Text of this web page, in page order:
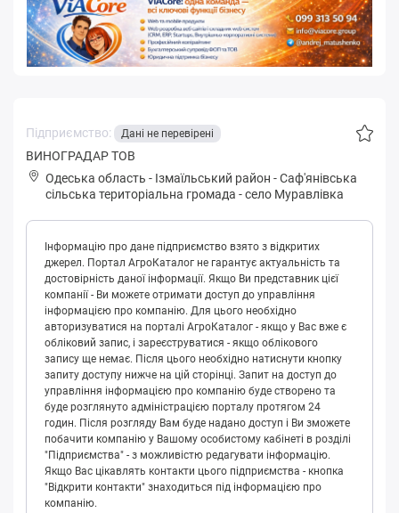
Підприємство: Дані не перевірені
ВИНОГРАДАР ТОВ
Одеська область - Ізмаїльський район -Сaф'янівськa
сільська територіальна громада -село Муравлівка
Інформацію про дане підприємство взято з відкритих
джерел. Портал АгроКаталог не гарантує актуальність та
достовірність даної інформації. Якщо Ви представник цієї
компанії - Ви можете отримати доступ до управління
інформацією про компанію. Для цього необхідно
авторизуватися на порталі АгроКаталог - якщо у Вас вже є
обліковий запис, і зареєструватися - якщо облікового
запису ще немає. Після цього необхідно натиснути кнопку
запиту доступу нижче на цій сторінці. Запит на доступ до
управління інформацією про компанію буде створено та
буде розглянуто адміністрацією порталу протягом 24
годин. Після розгляду Вам буде надано доступ і Ви зможете
побачити компанію у Вашому особистому кабінеті в розділі
"Підприємства" - з можливістю редагувати інформацію.
Якщо Вас цікавлять контакти цього підприємства - кнопка
"Відкрити контакти" знаходиться під інформацією про
компанію.